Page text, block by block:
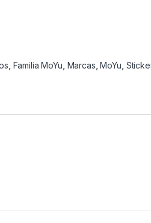
Familia MoYu Marcas ,MoYu